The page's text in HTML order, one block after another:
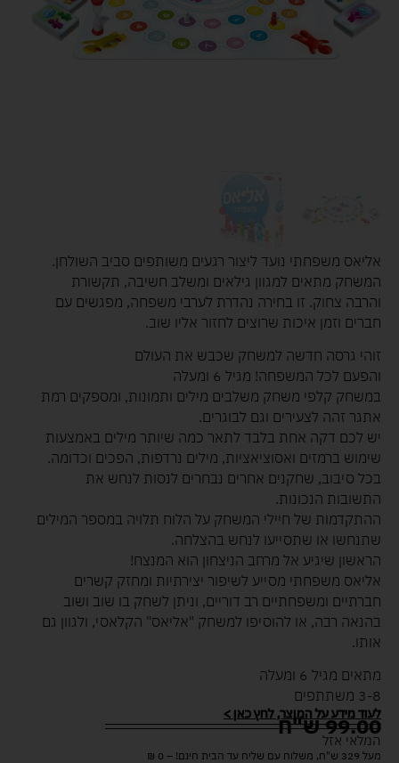
אליאס משפחתי נועד ליצור רגעים משותפים סביב השולחן.
המשחק מתאים למגוון גילאים ומשלב חשיבה, תקשורת
והרבה צחוק. זו בחירה נהדרת לערבי משפחה, מפגשים עם
חברים וזמן איכות שרוצים לחזור אליו שוב.
זוהי גרסה חדשה למשחק שכבש את העולם
והפעם לכל המשפחה! מגיל 6 ומעלה
במשחק קלפי משחק משלבים מילים ותמונות, ומספקים רמת
אתגר זהה לצעירים וגם לבוגרים.
יש לכם דקה אחת בלבד לתאר כמה שיותר מילים באמצעות
שימוש ברמזים ואסוציאציות, מילים נרדפות, הפכים וכדומה.
בכל סיבוב, שחקנים אחרים נבחרים לנסות לנחש את
התשובות הנכונות.
ההתקדמות של חיילי המשחק על הלוח תלויה במספר המילים
שתנחשו או שתסייעו לנחש בהצלחה.
הראשון שיגיע אל מרחב הניצחון הוא המנצח!
אליאס משפחתי מסייע לשיפור יצירתיות ומחזק קשרים
חברתיים ומשפחתיים רב דוריים, וניתן לשחק בו שוב ושוב
בהנאה רבה, או להוסיפו למשחק "אליאס" הקלאסי, ולגוון גם
אותו.
מתאים מגיל 6 ומעלה
3-8 משתתפים
לעוד מידע על המוצר, לחץ כאן >
99.00ש"ח
המלאי אזל
מעל 329 ש"ח, משלוח עם שליח עד הבית חינם! – 0 ₪